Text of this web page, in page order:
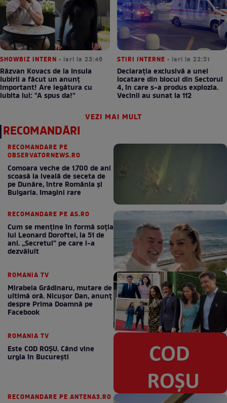
SHOWBIZ INTERN • ieri la 23:46
Răzvan Kovacs de la Insula
Iubirii a făcut un anunț
important! Are legătura cu
iubita lui: "A spus da!"
STIRI INTERNE • ieri la 22:51
Declarația exclusivă a unei
locatare din blocul din Sectorul
4, în care s-a produs explozia.
Vecinii au sunat la 112
VEZI MAI MULT
RECOMANDĂRI
RECOMANDARE PE
OBSERVATORNEWS.RO
Comoara veche de 1.700 de ani
scoasă la iveală de seceta de
pe Dunăre, între România şi
Bulgaria. Imagini rare
RECOMANDARE PE AS.RO
Cum se menţine în formă soţia
lui Leonard Doroftei, la 51 de
ani. „Secretul” pe care l-a
dezvăluit
ROMANIA TV
Mirabela Grădinaru, mutare de
ultimă oră. Nicuşor Dan, anunţ
despre Prima Doamnă pe
Facebook
ROMANIA TV
Este COD ROŞU. Când vine
urgia în Bucureşti
RECOMANDARE PE ANTENA3.RO